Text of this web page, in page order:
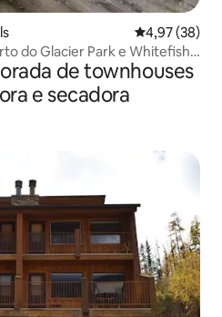
4,97 de uma
4,97 (38)
do Glacier Park e Whitefish
de townhouses
e secadora